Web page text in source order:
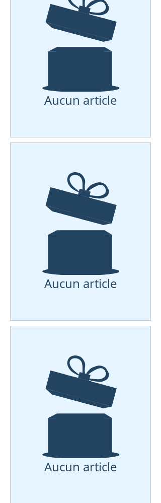
Aucun article
Aucun article
Aucun article